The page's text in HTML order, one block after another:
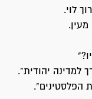
לוי.
למדינה יהודית".
הפלסטינים".